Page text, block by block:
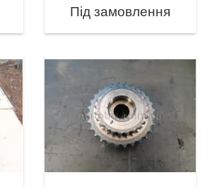
Під замовлення